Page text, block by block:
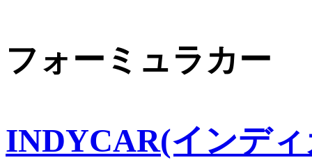
フォーミュラカー
INDYCAR(インデ